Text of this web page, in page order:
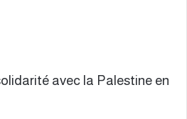
avec la Palestine en